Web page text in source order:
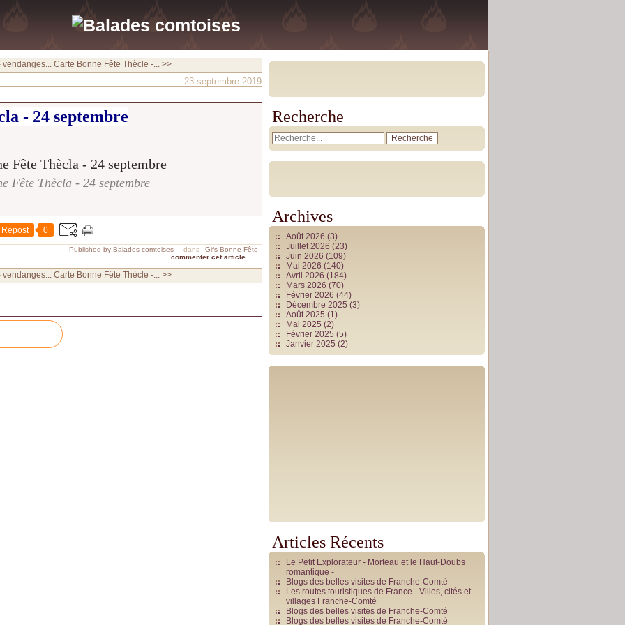
vendanges... Carte Bonne Fête Thècle -... >>
23 septembre 2019
- 24 septembre
Fête Thècla - 24 septembre
Repost 0
Published by Balades comtoises - dans
Gifs Bonne Fête
commenter cet article
vendanges... Carte Bonne Fête Thècle -... >>
Recherche
Archives
Août 2026 (3)
Juillet 2026 (23)
Juin 2026 (109)
Mai 2026 (140)
Avril 2026 (184)
Mars 2026 (70)
Février 2026 (44)
Décembre 2025 (3)
Août 2025 (1)
Mai 2025 (2)
Février 2025 (5)
Janvier 2025 (2)
Articles Récents
Le Petit Explorateur - Morteau et le Haut-Doubs
romantique -
Blogs des belles visites de Franche-Comté
Les routes touristiques de France - Villes, cités et
villages Franche-Comté
Blogs des belles visites de Franche-Comté
Blogs des belles visites de Franche-Comté